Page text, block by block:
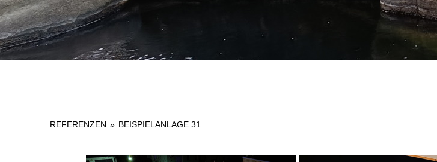
REFERENZEN » BEISPIELANLAGE 31